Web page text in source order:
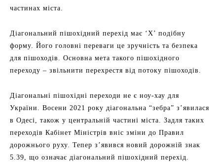
частинах міста.
Діагональний пішохідний перехід має ‘X’ подібну
форму. Його головні переваги це зручність та безпека
для пішоходів. Основна мета такого пішохідного
переходу – звільнити перехрестя від потоку пішоходів.
Діагональні пішохідні переходи не є ноу-хау для
України. Восени 2021 року діагональна “зебра” з’явилася
в Одесі, також у центральній частині міста. Задля таких
переходів Кабінет Міністрів вніс зміни до Правил
дорожнього руху. Тепер з’явився новий дорожній знак
5.39, що означає діагональний пішохідний перехід.